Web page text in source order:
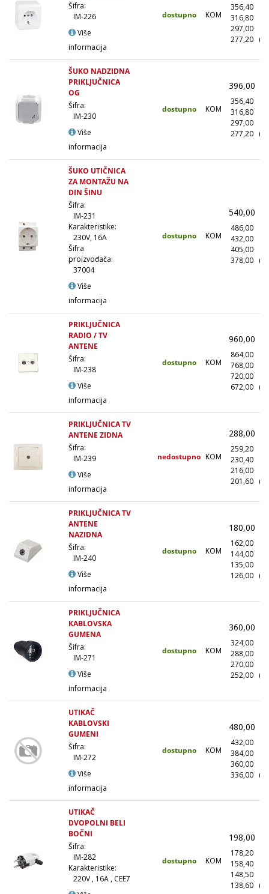
Šifra:
IM-226
Više
informacija
dostupno KOM
356,40
316,80
297,00
277,20
ŠUKO NADZIDNA
PRIKLJUČNICA
OG
Šifra:
IM-230
Više
informacija
dostupno KOM
396,00
356,40
316,80
297,00
277,20
ŠUKO UTIČNICA
ZA MONTAŽU NA
DIN ŠINU
Šifra:
IM-231
Karakteristike:
230V, 16A
Šifra
proizvođača:
37004
Više
informacija
dostupno KOM
540,00
486,00
432,00
405,00
378,00
PRIKLJUČNICA
RADIO / TV
ANTENE
Šifra:
IM-238
Više
informacija
dostupno KOM
960,00
864,00
768,00
720,00
672,00
PRIKLJUČNICA TV
ANTENE ZIDNA
Šifra:
IM-239
Više
informacija
nedostupno KOM
288,00
259,20
230,40
216,00
201,60
PRIKLJUČNICA TV
ANTENE
NAZIDNA
Šifra:
IM-240
Više
informacija
dostupno KOM
180,00
162,00
144,00
135,00
126,00
PRIKLJUČNICA
KABLOVSKA
GUMENA
Šifra:
IM-271
Više
informacija
dostupno KOM
360,00
324,00
288,00
270,00
252,00
UTIKAČ
KABLOVSKI
GUMENI
Šifra:
IM-272
Više
informacija
dostupno KOM
480,00
432,00
384,00
360,00
336,00
UTIKAČ
DVOPOLNI BELI
BOČNI
Šifra:
IM-282
Karakteristike:
220V , 16A , CEE7
dostupno KOM
198,00
178,20
158,40
148,50
138,60